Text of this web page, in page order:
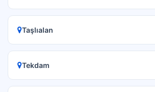
Taşlıalan
Tekdam